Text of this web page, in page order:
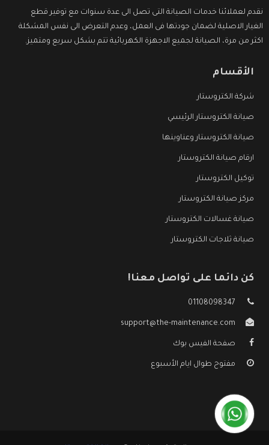
نقدم لعملائنا خدمات الصيانة التى تصل الى عدة سنوات مع توفير قطع
الغيار الاصلية لضمان جودتها فى العمل، وعدم التعرض الى نفس المشكلة
اكثر من مرة، الصيانة لجميع الاجهزة الكهربائية تتم بشكل سريع ومتميز.
الأقسام
شركة الكتروستار
صيانة الكتروستار الرئيسي
صيانة الكتروستار وعناوينها
ارقام صيانة الكتروستار
توكيل الكتروستار
مركز صيانة الكتروستار
صيانة غسالات الكتروستار
صيانة ثلاجات الكتروستار
كن دائما على تواصل معنا!
01108098347
support@the-maintenance.com
صفحة الفيس بوك
مفتوح طوال ايام الأسبوع